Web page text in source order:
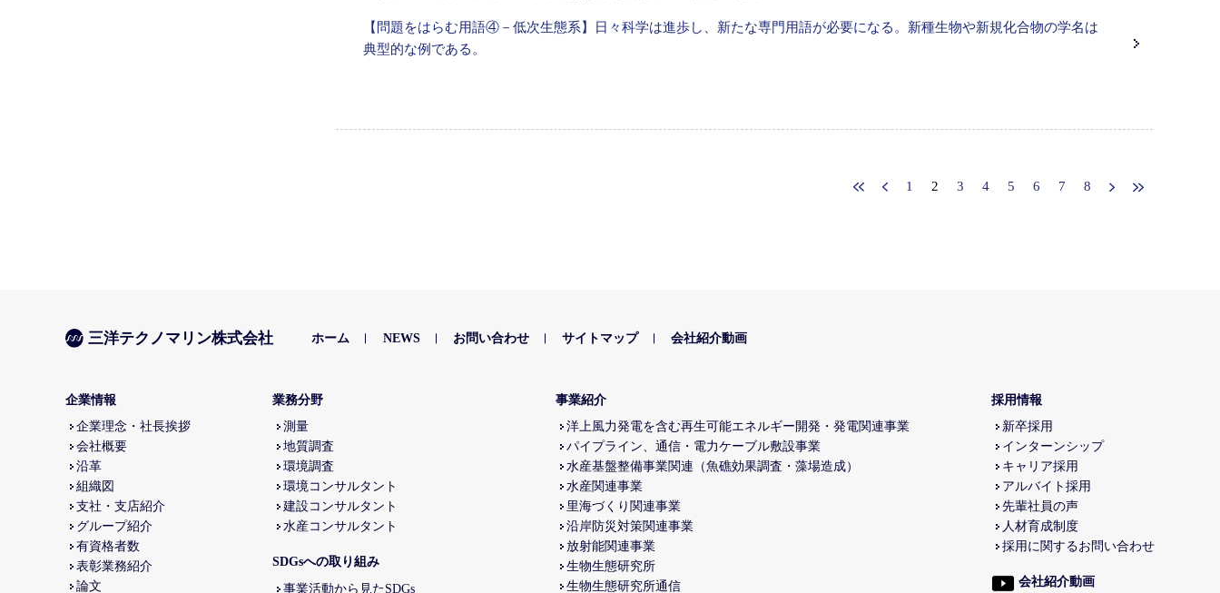
【問題をはらむ用語④－低次生態系】日々科学は進歩し、新たな専門用語が必要になる。新種生物や新規化合物の学名は
典型的な例である。
1 2 3 4 5 6 7 8
三洋テクノマリン株式会社 ホーム NEWS お問い合わせ サイトマップ 会社紹介動画
企業情報
企業理念・社長挨拶
会社概要
沿革
組織図
支社・支店紹介
グループ紹介
有資格者数
表彰業務紹介
論文
業務分野
測量
地質調査
環境調査
環境コンサルタント
建設コンサルタント
水産コンサルタント
SDGsへの取り組み
事業活動から見たSDGs
事業紹介
洋上風力発電を含む再生可能エネルギー開発・発電関連事業
パイプライン、通信・電力ケーブル敷設事業
水産基盤整備事業関連（魚礁効果調査・藻場造成）
水産関連事業
里海づくり関連事業
沿岸防災対策関連事業
放射能関連事業
生物生態研究所
生物生態研究所通信
採用情報
新卒採用
インターンシップ
キャリア採用
アルバイト採用
先輩社員の声
人材育成制度
採用に関するお問い合わせ
会社紹介動画